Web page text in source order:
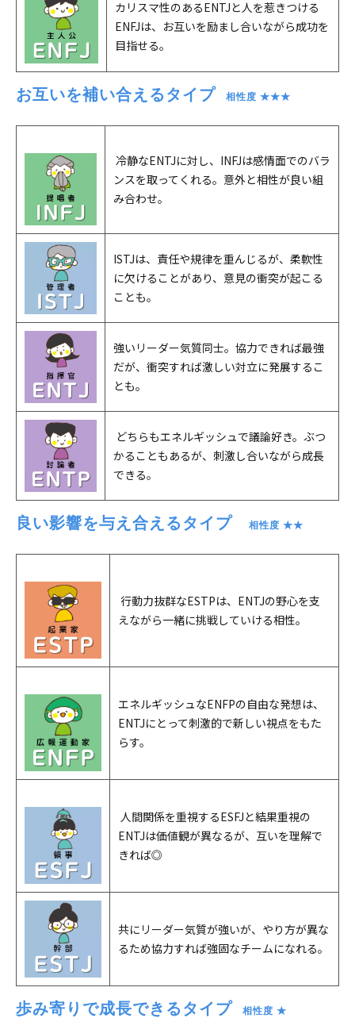
カリスマ性のあるENTJと人を惹きつける
ENFJは、お互いを励まし合いながら成功を
目指せる。
お互いを補い合えるタイプ 相性度 ★★★
冷静なENTJに対し、INFJは感情面でのバラ
ンスを取ってくれる。意外と相性が良い組
み合わせ。
ISTJは、責任や規律を重んじるが、柔軟性
に欠けることがあり、意見の衝突が起こる
ことも。
強いリーダー気質同士。協力できれば最強
だが、衝突すれば激しい対立に発展するこ
とも。
どちらもエネルギッシュで議論好き。ぶつ
かることもあるが、刺激し合いながら成長
できる。
良い影響を与え合えるタイプ 相性度 ★★
行動力抜群なESTPは、ENTJの野心を支
えながら一緒に挑戦していける相性。
エネルギッシュなENFPの自由な発想は、
ENTJにとって刺激的で新しい視点をもた
らす。
人間関係を重視するESFJと結果重視の
ENTJは価値観が異なるが、互いを理解で
きれば◎
共にリーダー気質が強いが、やり方が異な
るため協力すれば強固なチームになれる。
歩み寄りで成長できるタイプ 相性度 ★